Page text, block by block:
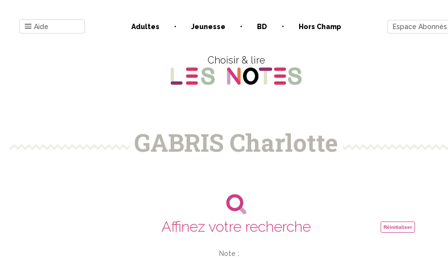
Aide Adultes Jeunesse BD Hors Champ Espace Abonnés
Choisir & lire
GABRIS Charlotte
Affinez votre recherche
Note :
Réinitialiser